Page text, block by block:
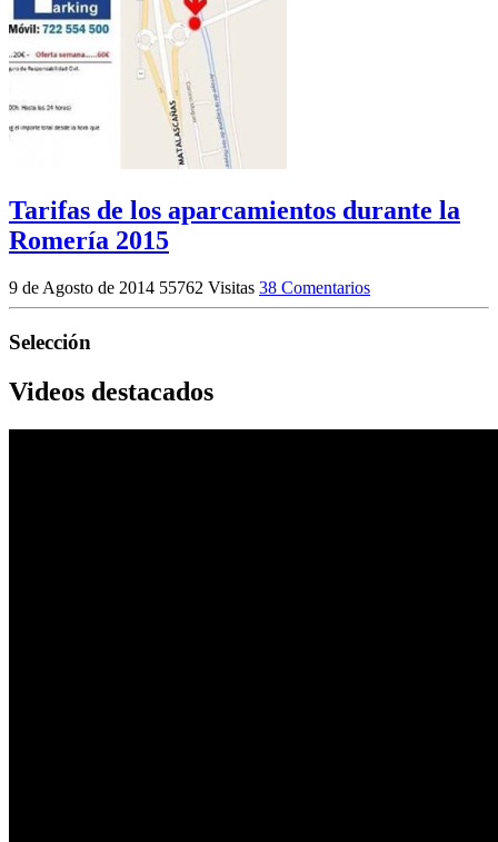
Tarifas de los aparcamientos durante la
Romería 2015
9 de Agosto de 2014 55762 Visitas 38 Comentarios
Selección
Videos destacados